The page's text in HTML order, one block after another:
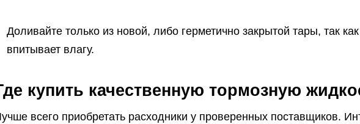
Доливайте только из новой, либо герметично закрытой тары, так
впитывает влагу.
купить качественную тормозную
всего приобретать расходники у проверенных поставщиков.